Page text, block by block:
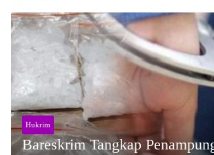
Hukrim
Bareskrim Tangkap